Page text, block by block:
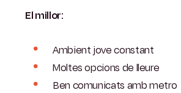
El millor:
Ambient jove constant
Moltes opcions de lleure
Ben comunicats amb metro